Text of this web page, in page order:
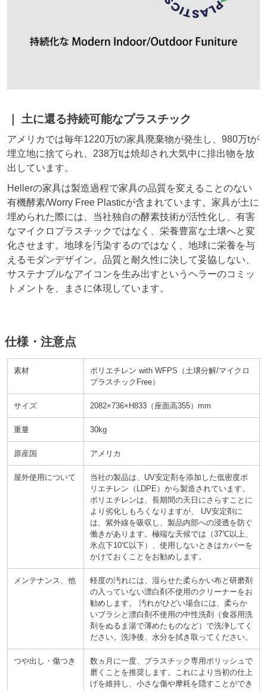
土に還る持続可能なプラスチック
アメリカでは毎年1220万tの家具廃棄物が発生し、980万tが
埋立地に捨てられ、238万tは焼却され大気中に排出物を放
出しています。
Hellerの家具は製造過程で家具の品質を変えることのない
有機酵素/Worry Free Plasticが含まれています。家具が土に
埋められた際には、当社独自の酵素技術が活性化し、有害
なマイクロプラスチックではなく、栄養豊富な土壌へと変
化させます。地球を汚染するのではなく、地球に栄養を与
えるモダンデザイン。品質と耐久性に決して妥協しない、
サステナブルなアイコンを生み出すというヘラーのコミッ
トメントを、まさに体現しています。
仕様・注意点
素材
ポリエチレン with WFPS（土壌分解/マイクロ
プラスチックFree）
サイズ 2082×736×H833（座面高355）mm
重量 30kg
原産国 アメリカ
屋外使用について
当社の製品は、UV安定剤を添加した低密度ポ
リエチレン（LDPE）から製造されています。
ポリエチレンは、長期間の天日にさらすことに
より劣化しもろくなりますが、 UV安定剤に
は、紫外線を吸収し、製品内部への浸透を防ぐ
働きがあります。極端な天候では（37℃以上、
氷点下10℃以下）、使用しないときはカバーを
かけておくことをお勧めします。
メンテナンス、他
軽度の汚れには、湿らせた柔らかい布と研磨剤
の入っていない漂白剤不使用のクリーナーをお
勧めします。 汚れがひどい場合には、柔らか
いブラシと漂白剤不使用の中性洗剤（食器用洗
剤をぬるま湯で薄めたものなど）で洗浄してく
ださい。洗浄後、水分を拭き取ってください。
つや出し・傷つき
数ヵ月に一度、プラスチック専用ポリッシュで
磨くことを推奨します。これにより当初の仕上
げを維持し、小さな傷や摩耗を隠すことができ